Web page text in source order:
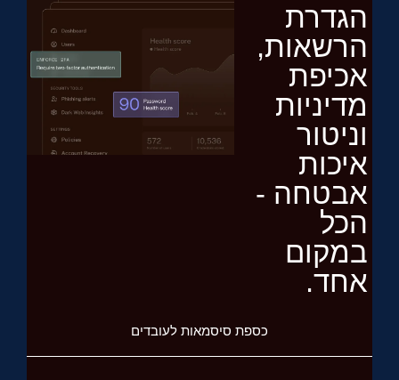
כספת סיסמאות לעובדים
הגדרת
הרשאות,
אכיפת
מדיניות
וניטור
איכות
אבטחה -
הכל
במקום
אחד.